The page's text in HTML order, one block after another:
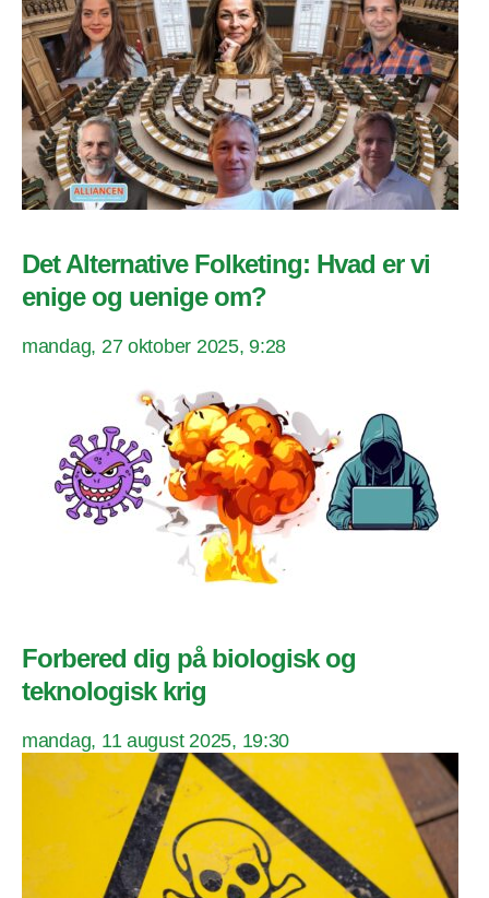
Det Alternative Folketing: Hvad er vi
enige og uenige om?
mandag, 27 oktober 2025, 9:28
Forbered dig på biologisk og
teknologisk krig
mandag, 11 august 2025, 19:30